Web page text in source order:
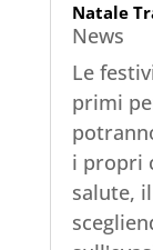
Natale
News
Le
primi
i propri
salute,